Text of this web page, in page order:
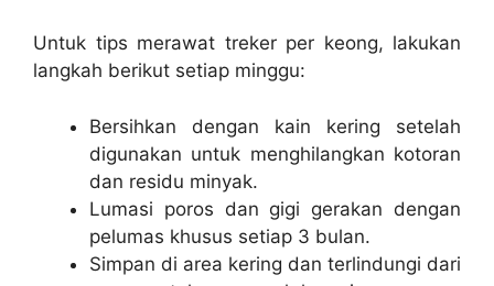
Untuk tips merawat treker per keong, lakukan
langkah berikut setiap minggu:
Bersihkan dengan kain kering setelah
digunakan untuk menghilangkan kotoran
dan residu minyak.
Lumasi poros dan gigi gerakan dengan
pelumas khusus setiap 3 bulan.
Simpan di area kering dan terlindungi dari